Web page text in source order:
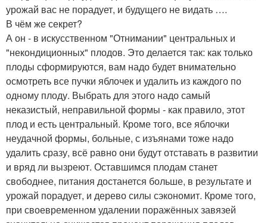
урожай вас не порадует, и будущего не видать ….
В чём же секрет?
А он - в искусственном "Отнимании" центральных и
"некондиционных" плодов. Это делается так: как только
плоды сформируются, вам надо будет внимательно
осмотреть все пучки яблочек и удалить из каждого по
одному плоду. Выбрать для этого надо самый
неказистый, неправильной формы - как правило, этот
плод и есть центральный. Кроме того, все яблочки
неудачной формы, больные, с изъянами тоже надо
удалить сразу, всё равно они будут отставать в развитии
и вряд ли вызреют. Оставшимся плодам станет
свободнее, питания достанется больше, в результате и
урожай порадует, и дерево силы сэкономит. Кроме того,
при своевременном удалении поражённых завязей